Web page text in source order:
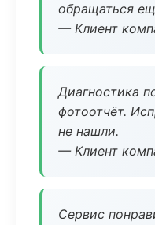
обращаться
— Клиент
Диагностика
фотоотчёт.
не нашли.
— Клиент
Сервис